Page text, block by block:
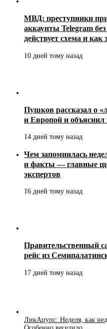
МВД: преступники
аккаунты Telegram
действует схема и
10 дней тому назад
Пушков рассказал о
и Европой и
14 дней тому назад
Чем запомнилась
и факты — главные
экспертов
16 дней тому назад
Правительственный
рейс из
17 дней тому назад
ЛикАпупс: Неделя, как